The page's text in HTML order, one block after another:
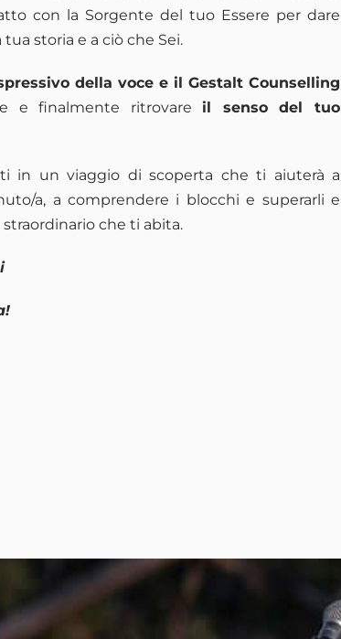
con la Sorgente del tuo Essere per dare
storia e a ciò che Sei.
della voce e il Gestalt Counselling
e finalmente ritrovare il senso del tuo
in un viaggio di scoperta che ti aiuterà a
a, a comprendere i blocchi e superarli e
straordinario che ti abita.